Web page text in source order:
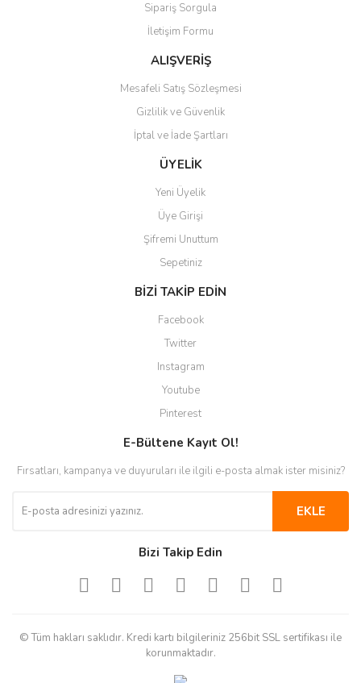
Sipariş Sorgula
İletişim Formu
ALIŞVERİŞ
Mesafeli Satış Sözleşmesi
Gizlilik ve Güvenlik
İptal ve İade Şartları
ÜYELİK
Yeni Üyelik
Üye Girişi
Şifremi Unuttum
Sepetiniz
BİZİ TAKİP EDİN
Facebook
Twitter
Instagram
Youtube
Pinterest
E-Bültene Kayıt Ol!
Fırsatları, kampanya ve duyuruları ile ilgili e-posta almak ister misiniz?
EKLE
Bizi Takip Edin
© Tüm hakları saklıdır. Kredi kartı bilgileriniz 256bit SSL sertifikası ile
korunmaktadır.